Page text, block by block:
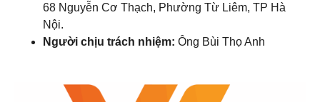
68 Nguyễn Cơ Thạch, Phường Từ Liêm, TP Hà
Nội.
Người chịu trách nhiệm: Ông Bùi Thọ Anh